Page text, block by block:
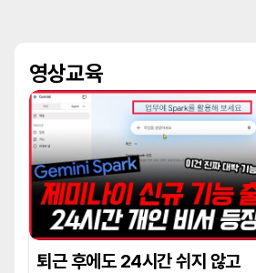
영상교육
퇴근 후에도 24시간 쉬지 않고